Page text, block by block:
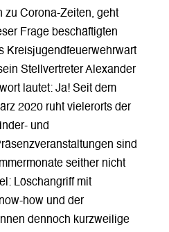
zu Corona-Zeiten, geht
Frage beschäftigten
Kreisjugendfeuerwehrwart
Stellvertreter Alexander
lautet: Ja! Seit dem
2020 ruht vielerorts der
und
sind
seither nicht
Löschangriff mit
how und der
dennoch kurzweilige